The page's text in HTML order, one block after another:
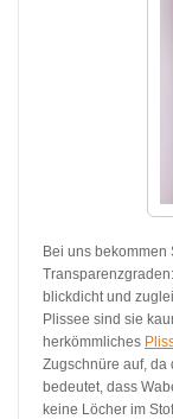
Bei uns bekommen
blickdicht und
Plissee sind sie
herkömmliches
Zugschnüre auf, da
bedeutet, dass
keine Löcher im